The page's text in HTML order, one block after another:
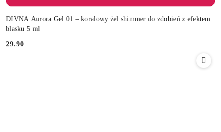
DIVNA Aurora Gel 01 – koralowy żel shimmer do zdobień z efektem
blasku 5 ml
29.90